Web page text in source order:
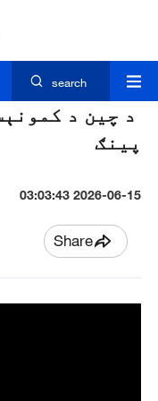
search
د چين د
پينګ
2026-06-15 03:03:43
Share